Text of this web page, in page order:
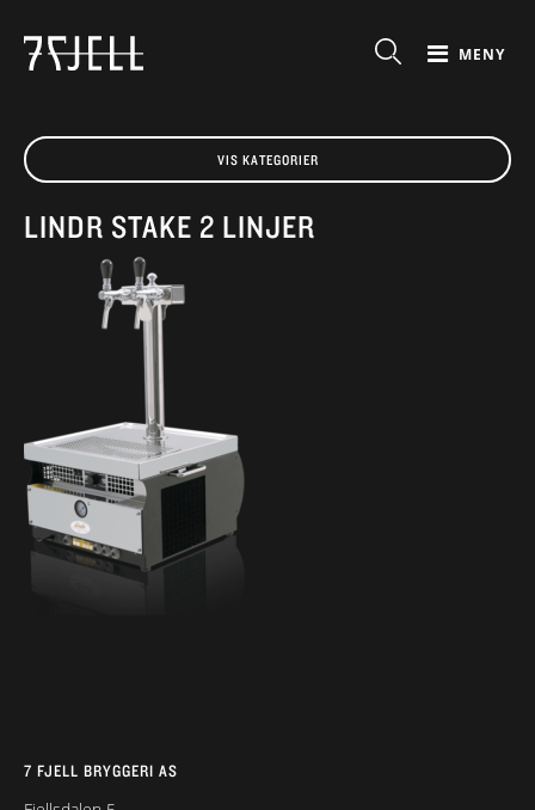
MENY
VIS KATEGORIER
LINDR STAKE 2 LINJER
7 FJELL BRYGGERI AS